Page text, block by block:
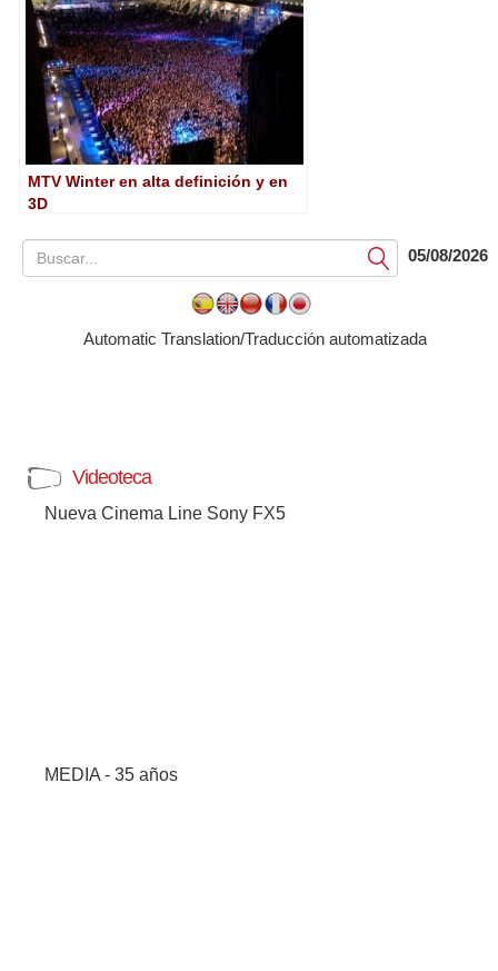
MTV Winter en alta definición y en
3D
Submit05/08/2026
Automatic Translation/Traducción automatizada
Videoteca
Nueva Cinema Line Sony FX5
MEDIA - 35 años